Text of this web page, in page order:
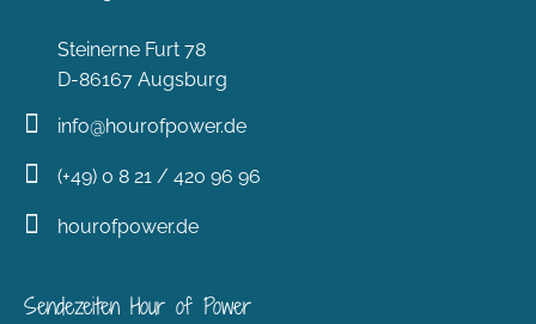
Steinerne Furt 78
D-86167 Augsburg
info@hourofpower.de
(+49) 0 8 21 / 420 96 96
hourofpower.de
Sendezeiten Hour of Power